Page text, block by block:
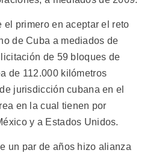
el primero en aceptar el reto
de Cuba a mediados de
de 59 bloques de
de 112.000 kilómetros
jurisdicción cubana en el
en la cual tienen por
y a Estados Unidos.
un par de años hizo alianza